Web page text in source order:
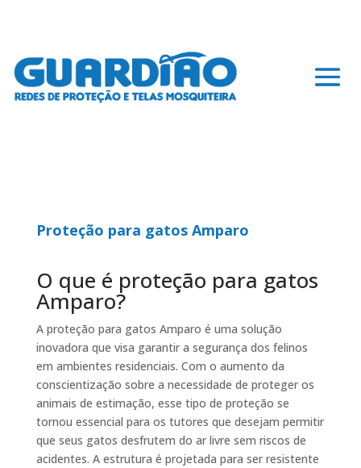
Proteção para gatos Amparo
O que é proteção para gatos
Amparo?
A proteção para gatos Amparo é uma solução
inovadora que visa garantir a segurança dos felinos
em ambientes residenciais. Com o aumento da
conscientização sobre a necessidade de proteger os
animais de estimação, esse tipo de proteção se
tornou essencial para os tutores que desejam permitir
que seus gatos desfrutem do ar livre sem riscos de
acidentes. A estrutura é projetada para ser resistente